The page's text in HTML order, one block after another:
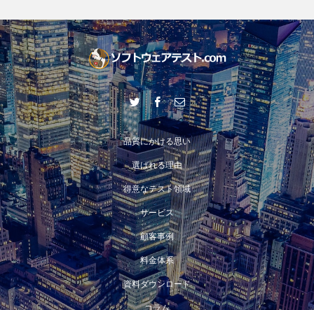
品質にかける思い
選ばれる理由
得意なテスト領域
サービス
顧客事例
料金体系
資料ダウンロード
コラム